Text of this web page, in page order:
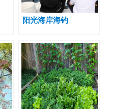
阳光海岸海钓